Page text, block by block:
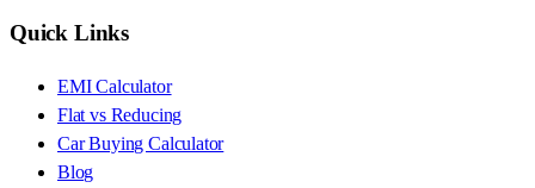
Quick Links
EMI Calculator
Flat vs Reducing
Car Buying Calculator
Blog